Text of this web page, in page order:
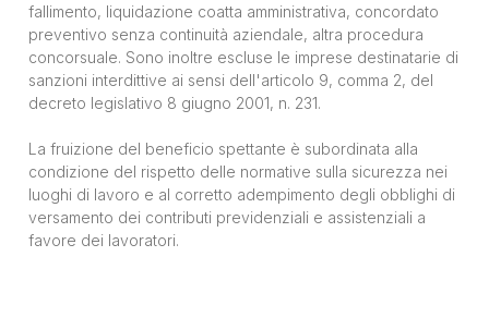
fallimento, liquidazione coatta amministrativa, concordato
preventivo senza continuità aziendale, altra procedura
concorsuale. Sono inoltre escluse le imprese destinatarie di
sanzioni interdittive ai sensi dell'articolo 9, comma 2, del
decreto legislativo 8 giugno 2001, n. 231.
La fruizione del beneficio spettante è subordinata alla
condizione del rispetto delle normative sulla sicurezza nei
luoghi di lavoro e al corretto adempimento degli obblighi di
versamento dei contributi previdenziali e assistenziali a
favore dei lavoratori.